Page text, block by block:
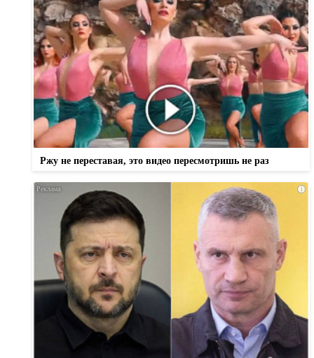
Ржу не переставая, это видео пересмотришь не раз
i